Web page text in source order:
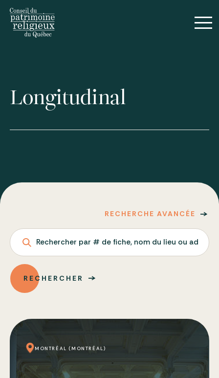
Longitudinal
RECHERCHE AVANCÉE
Rechercher par # de fiche, nom du lieu ou adresse
RECHERCHER
MONTRÉAL (MONTRÉAL)